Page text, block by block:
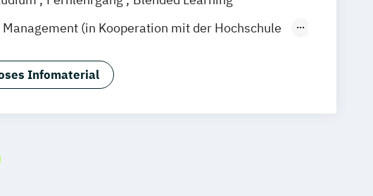
(in Kooperation mit der Hochschule
Management – Professional (in Kooperation mit
Burgenland)
mit der Hochschule Burgenland)
& Finance (in Kooperation mit der NBS)
Infomaterial